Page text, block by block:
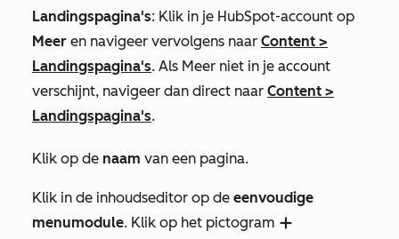
Landingspagina's: Klik in je HubSpot-account op
Meer en navigeer vervolgens naar Content >
Landingspagina's. Als Meer niet in je account
verschijnt, navigeer dan direct naar Content >
Landingspagina's.
Klik op de naam van een pagina.
Klik in de inhoudseditor op de eenvoudige
menumodule. Klik op het pictogram add